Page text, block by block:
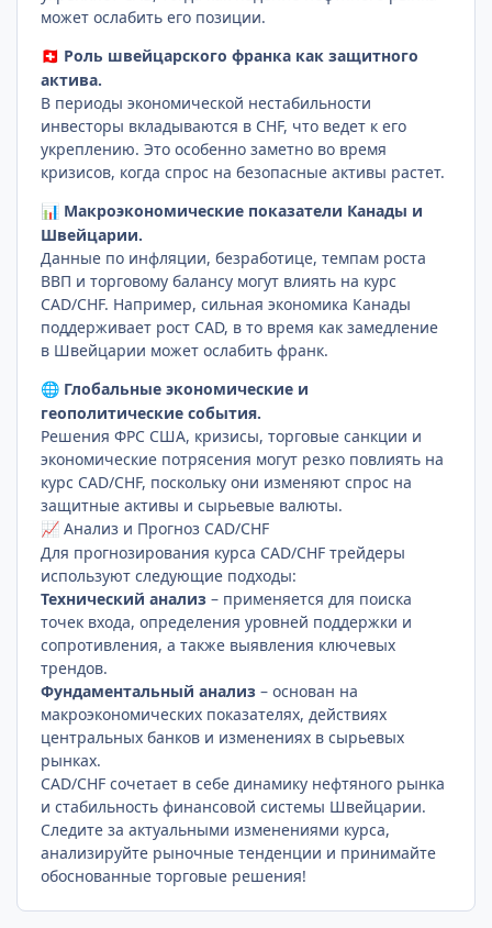
может ослабить его позиции.
🇨🇭 Роль швейцарского франка как защитного
актива.
В периоды экономической нестабильности
инвесторы вкладываются в CHF, что ведет к его
укреплению. Это особенно заметно во время
кризисов, когда спрос на безопасные активы растет.
📊 Макроэкономические показатели Канады и
Швейцарии.
Данные по инфляции, безработице, темпам роста
ВВП и торговому балансу могут влиять на курс
CAD/CHF. Например, сильная экономика Канады
поддерживает рост CAD, в то время как замедление
в Швейцарии может ослабить франк.
🌐 Глобальные экономические и
геополитические события.
Решения ФРС США, кризисы, торговые санкции и
экономические потрясения могут резко повлиять на
курс CAD/CHF, поскольку они изменяют спрос на
защитные активы и сырьевые валюты.
📈 Анализ и Прогноз CAD/CHF
Для прогнозирования курса CAD/CHF трейдеры
используют следующие подходы:
Технический анализ – применяется для поиска
точек входа, определения уровней поддержки и
сопротивления, а также выявления ключевых
трендов.
Фундаментальный анализ – основан на
макроэкономических показателях, действиях
центральных банков и изменениях в сырьевых
рынках.
CAD/CHF сочетает в себе динамику нефтяного рынка
и стабильность финансовой системы Швейцарии.
Следите за актуальными изменениями курса,
анализируйте рыночные тенденции и принимайте
обоснованные торговые решения!